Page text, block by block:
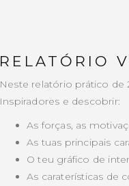
RELATÓRIO
Neste relatório prático de
Inspiradores e descobrir:
As forças, as
As tuas principais
O teu gráfico de
As caraterísticas de